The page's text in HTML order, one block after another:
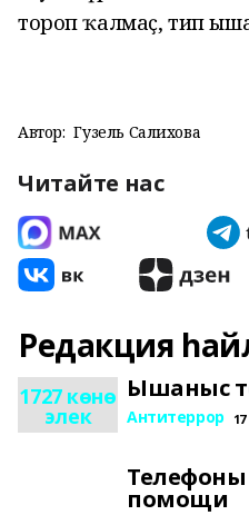
тороп ҡалмаҫ, тип
Автор: Гузель Салихова
Читайте нас
Редакция
1727 көнө
элек
Ышаныс
Антитеррор
Телефоны
помощи